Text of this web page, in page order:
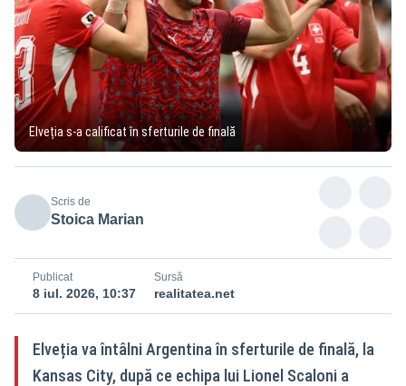
Elveția s-a calificat în sferturile de finală
Scris de
Stoica Marian
Publicat
8 iul. 2026, 10:37
Sursă
realitatea.net
Elveția va întâlni Argentina în sferturile de finală, la
Kansas City, după ce echipa lui Lionel Scaloni a